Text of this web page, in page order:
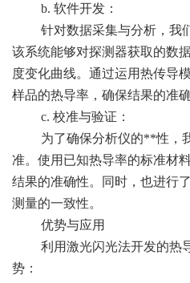
b. 软件开发：
针对数据采集与分析，我
该系统能够对探测器获取的数
度变化曲线。通过运用热传导
样品的热导率，确保结果的准
c. 校准与验证：
为了确保分析仪的**性，
准。使用已知热导率的标准材
结果的准确性。同时，也进行
测量的一致性。
优势与应用
利用激光闪光法开发的热
势：